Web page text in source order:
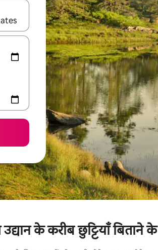
करके नेविगेट करें या टच या फिर स्वाइप जेस्चर का
उद्यान के करीब छुट्टियाँ